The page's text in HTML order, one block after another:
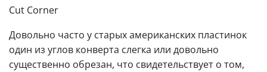
Cut Corner
Довольно часто у старых американских пластинок
один из углов конверта слегка или довольно
существенно обрезан, что свидетельствует о том,